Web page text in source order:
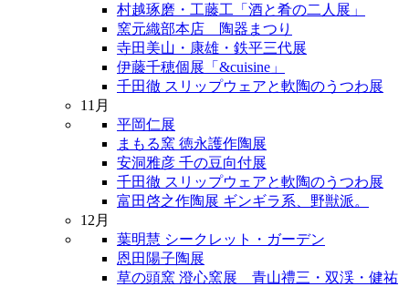
村越琢磨・工藤工「酒と肴の二人展」
窯元織部本店 陶器まつり
寺田美山・康雄・鉄平三代展
伊藤千穂個展「&cuisine」
千田徹 スリップウェアと軟陶のうつわ展
11月
平岡仁展
まもる窯 徳永護作陶展
安洞雅彦 千の豆向付展
千田徹 スリップウェアと軟陶のうつわ展
富田啓之作陶展 ギンギラ系、野獣派。
12月
葉明慧 シークレット・ガーデン
恩田陽子陶展
草の頭窯 澄心窯展 青山禮三・双渓・健祐